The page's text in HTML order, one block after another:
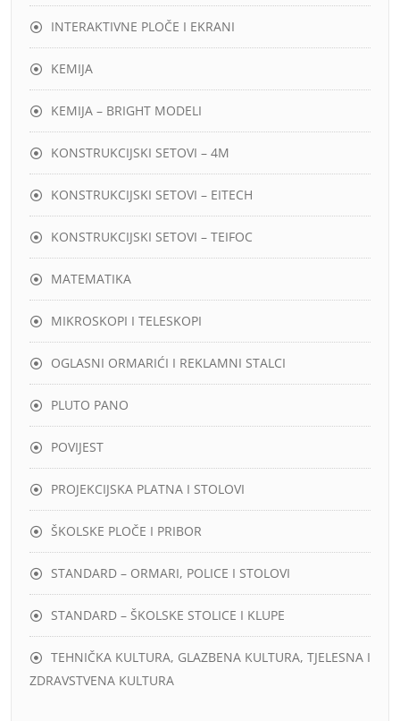
INTERAKTIVNE PLOČE I EKRANI
KEMIJA
KEMIJA – BRIGHT MODELI
KONSTRUKCIJSKI SETOVI – 4M
KONSTRUKCIJSKI SETOVI – EITECH
KONSTRUKCIJSKI SETOVI – TEIFOC
MATEMATIKA
MIKROSKOPI I TELESKOPI
OGLASNI ORMARIĆI I REKLAMNI STALCI
PLUTO PANO
POVIJEST
PROJEKCIJSKA PLATNA I STOLOVI
ŠKOLSKE PLOČE I PRIBOR
STANDARD – ORMARI, POLICE I STOLOVI
STANDARD – ŠKOLSKE STOLICE I KLUPE
TEHNIČKA KULTURA, GLAZBENA KULTURA, TJELESNA I
ZDRAVSTVENA KULTURA